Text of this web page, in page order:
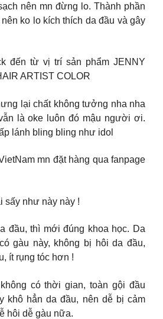
nên mn đừng lo. Thành phần
ko lo kích thích da đầu và gây
đến từ vị trí sản phẩm JENNY
ARTIST COLOR
lại chất không tưởng nha nha
là oke luôn đó mậu người ơi.
lánh bling bling như idol
mn đặt hàng qua fanpage
sấy như này này !
đầu, thì mới đúng khoa học. Da
gàu này, không bị hôi da đầu,
ít rụng tóc hơn !
có thời gian, toàn gội đầu
khô hẳn da đầu, nên dễ bị cảm
hôi dễ gàu nữa.